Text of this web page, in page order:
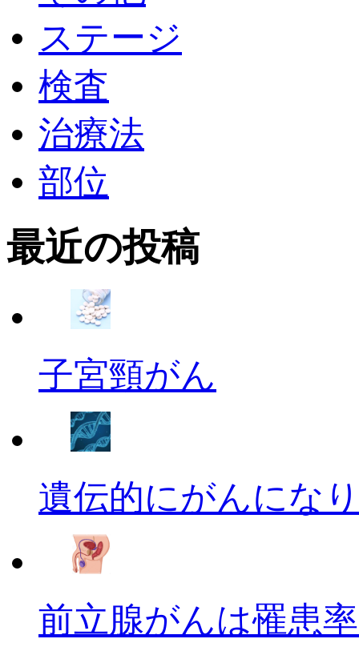
ステージ
検査
治療法
部位
最近の投稿
子宮頸がん
遺伝的にがんにな
前立腺がんは罹患